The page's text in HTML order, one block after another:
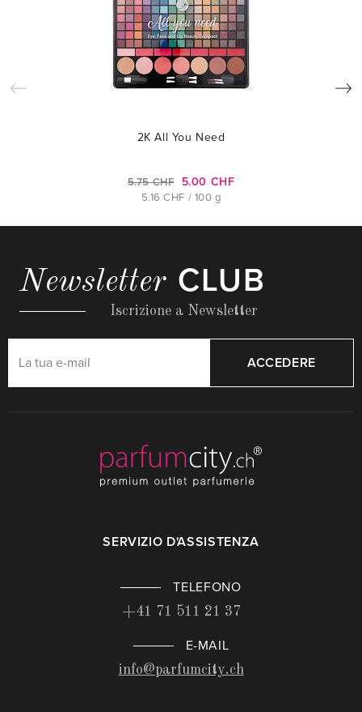
2K All You Need
5.75 CHF 5.00 CHF
5.16 CHF / 100 g
Newsletter CLUB
Iscrizione a Newsletter
ACCEDERE
SERVIZIO D'ASSISTENZA
TELEFONO
+41 71 511 21 37
E-MAIL
info@parfumcity.ch